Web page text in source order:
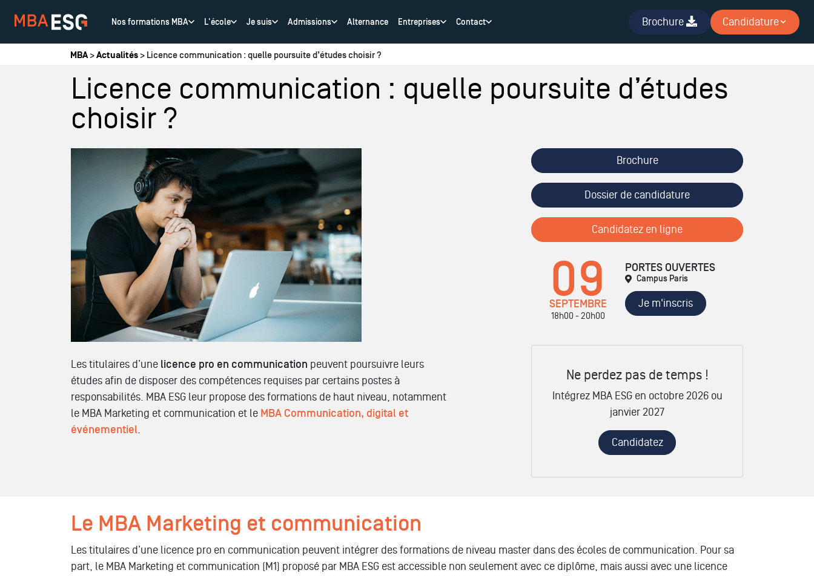
Vous êtes ici
MBA>Actualités > Licence communication : quelle poursuite d’études choisir ?
Licence communication : quelle poursuite d’études
choisir ?
Les titulaires d’une licence pro en communication peuvent poursuivre leurs
études afin de disposer des compétences requises par certains postes à
responsabilités. MBA ESG leur propose des formations de haut niveau, notamment
le MBA Marketing et communication et le MBA Communication, digital et
événementiel.
Brochure
Dossier de candidature
Candidatez en ligne
09
SEPTEMBRE
18h00 - 20h00
PORTES OUVERTES
Campus Paris
Je m'inscris
Ne perdez pas de temps !
Intégrez MBA ESG en octobre 2026 ou
janvier 2027
Candidatez
Le MBA Marketing et communication
Les titulaires d’une licence pro en communication peuvent intégrer des formations de niveau master dans des écoles de communication. Pour sa
part, le MBA Marketing et communication (M1) proposé par MBA ESG est accessible non seulement avec ce diplôme, mais aussi avec une licence
Nos formations MBA L'école Je suis Admissions Alternance Entreprises Contact Brochure Candidature